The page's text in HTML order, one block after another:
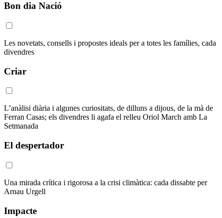
Bon dia Nació
Les novetats, consells i propostes ideals per a totes les famílies, cada
divendres
Criar
L’anàlisi diària i algunes curiositats, de dilluns a dijous, de la mà de
Ferran Casas; els divendres li agafa el relleu Oriol March amb La
Setmanada
El despertador
Una mirada crítica i rigorosa a la crisi climàtica: cada dissabte per
Arnau Urgell
Impacte